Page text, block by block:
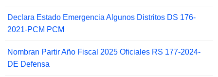
Declara Estado Emergencia Algunos Distritos DS 176-
2021-PCM PCM
Nombran Partir Año Fiscal 2025 Oficiales RS 177-2024-
DE Defensa